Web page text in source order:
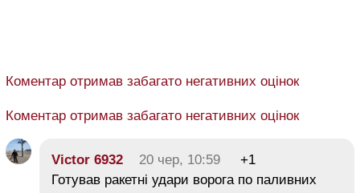
Коментар отримав забагато негативних оцінок
Коментар отримав забагато негативних оцінок
Victor 6932 20 чер, 10:59
+1
Готував ракетні удари ворога по паливних